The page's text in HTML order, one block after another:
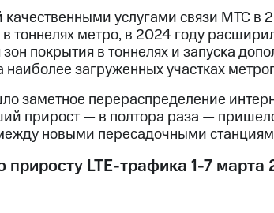
услугами связи МТС в
тоннелях метро, в 2024 году
покрытия в тоннелях и запуска
наиболее загруженных участках
заметное перераспределение
прирост — в полтора раза —
новыми пересадочными
LTE-трафика 1-7